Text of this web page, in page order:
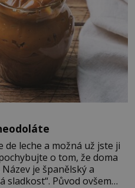
leche a možná už jste ji
o tom, že doma
je španělský a
sladkost“. Původ ovšem